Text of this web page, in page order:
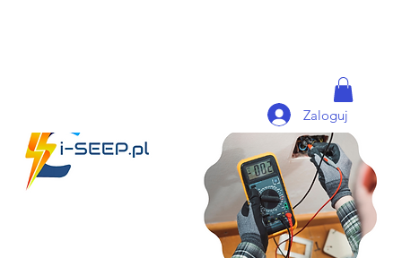
Zaloguj